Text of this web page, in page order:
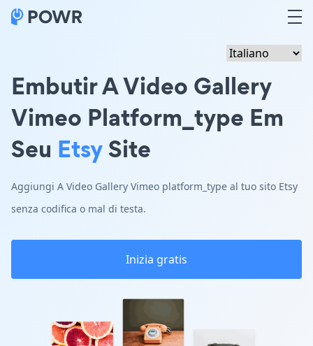
Embutir A Video Gallery
Vimeo Platform_type Em
Seu EtsySite
Aggiungi A Video Gallery Vimeo platform_type al tuo sito Etsy
senza codifica o mal di testa.
Inizia gratis